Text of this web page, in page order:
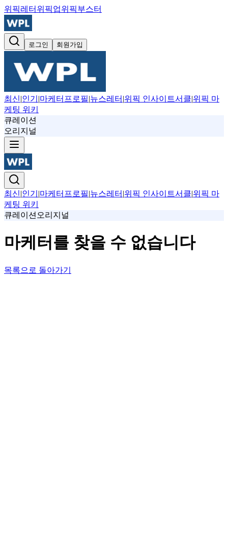
위픽레터 위픽업위픽부스터
로그인 회원가입
최신|인기 |마케터프로필|뉴스레터 |위픽 인사이트서클|위픽 마
케팅 위키
큐레이션
오리지널
최신|인기 |마케터프로필|뉴스레터 |위픽 인사이트서클|위픽 마
케팅 위키
큐레이션 오리지널
마케터를 찾을 수 없습니다
목록으로 돌아가기